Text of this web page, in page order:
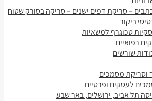
– סריקת דפים ישנים – סריקה בסורק שטוח
ביקור
טכוגרף למשאיות
רפואיים
שורשים
וסריקת מסמכים
לעסקים ופרטיים
תל אביב, ירושלים, באר שבע